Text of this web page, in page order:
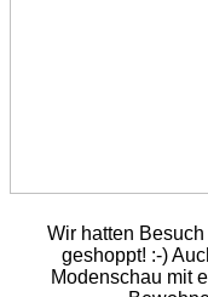
Wir hatten
geshoppt! :-)
Modenschau mit